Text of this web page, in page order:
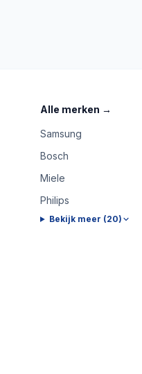
Alle merken →
Samsung
Bosch
Miele
Philips
Bekijk meer (20)